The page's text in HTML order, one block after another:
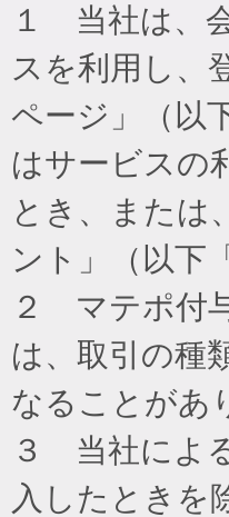
１ 当社は、
スを利用し、
ページ」（以
はサービスの
とき、または
ント」（以下
２ マテポ付
は、取引の種
なることがあ
３ 当社によ
入したときを